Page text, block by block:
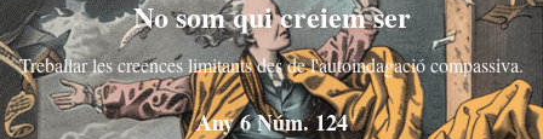
No som qui creiem ser
Treballar les creences limitants des de l'autoindagació compassiva.
Any 6 Núm. 124